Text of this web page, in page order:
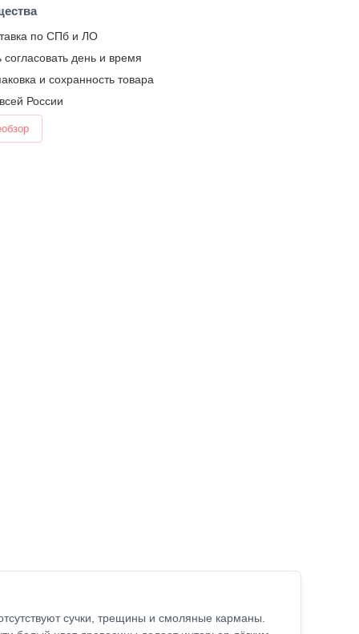
по СПб и ЛО
согласовать день и время
и сохранность товара
России
сучки, трещины и смоляные карманы.